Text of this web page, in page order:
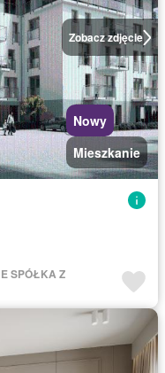
Zobacz zdjęcie
Nowy
Mieszkanie
SPÓŁKA Z